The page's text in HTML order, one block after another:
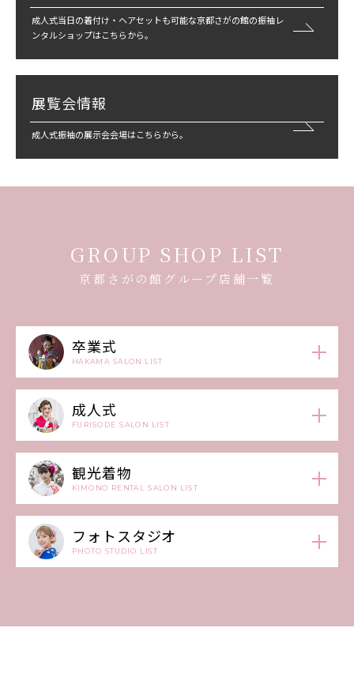
成人式当日の着付け・ヘアセットも可能な京都さがの館の振袖レ
ンタルショップはこちらから。
展覧会情報
成人式振袖の展示会会場はこちらから。
GROUP SHOP LIST
京都さがの館グループ店舗一覧
卒業式
HAKAMA SALON LIST
成人式
FURISODE SALON LIST
観光着物
KIMONO RENTAL SALON LIST
フォトスタジオ
PHOTO STUDIO LIST